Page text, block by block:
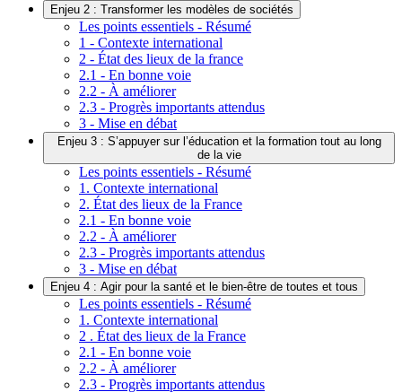
Enjeu 2 : Transformer les modèles de sociétés
Les points essentiels - Résumé
1 - Contexte international
2 - État des lieux de la france
2.1 - En bonne voie
2.2 - À améliorer
2.3 - Progrès importants attendus
3 - Mise en débat
Enjeu 3 : S’appuyer sur l’éducation et la formation tout au long
de la vie
Les points essentiels - Résumé
1. Contexte international
2. État des lieux de la France
2.1 - En bonne voie
2.2 - À améliorer
2.3 - Progrès importants attendus
3 - Mise en débat
Enjeu 4 : Agir pour la santé et le bien-être de toutes et tous
Les points essentiels - Résumé
1. Contexte international
2 . État des lieux de la France
2.1 - En bonne voie
2.2 - À améliorer
2.3 - Progrès importants attendus